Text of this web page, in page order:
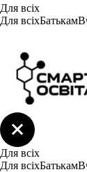
Для всіх
Для всіхБатькам
Для всіх
Для всіхБатькам